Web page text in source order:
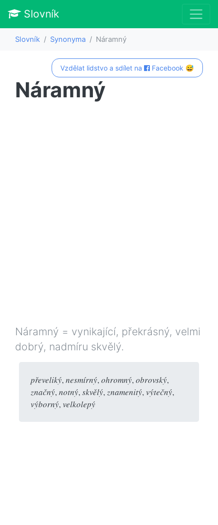
Slovník
Slovník Synonyma Náramný
Vzdělat lidstvo a sdílet na Facebook 😅
Náramný
Náramný = vynikající, překrásný, velmi
dobrý, nadmíru skvělý.
převeliký,nesmírný,ohromný,obrovský,
značný,notný,skvělý,znamenitý,výtečný,
výborný,velkolepý